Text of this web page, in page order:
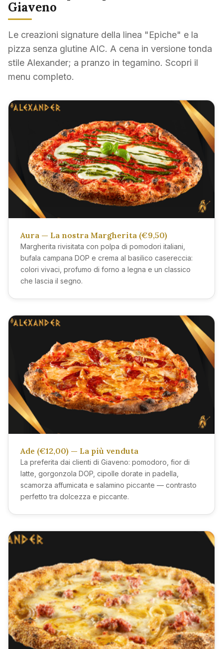
Giaveno
Le creazioni signature della linea "Epiche" e la
pizza senza glutine AIC. A cena in versione tonda
stile Alexander; a pranzo in tegamino. Scopri il
menu completo.
Aura — La nostra Margherita (€9,50)
Margherita rivisitata con polpa di pomodori italiani,
bufala campana DOP e crema al basilico casereccia:
colori vivaci, profumo di forno a legna e un classico
che lascia il segno.
Ade (€12,00) — La più venduta
La preferita dai clienti di Giaveno: pomodoro, fior di
latte, gorgonzola DOP, cipolle dorate in padella,
scamorza affumicata e salamino piccante — contrasto
perfetto tra dolcezza e piccante.